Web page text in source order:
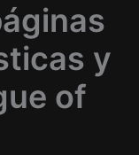
y
of